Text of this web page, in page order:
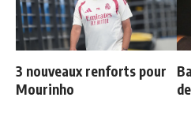
3 nouveaux renforts pour
Mourinho